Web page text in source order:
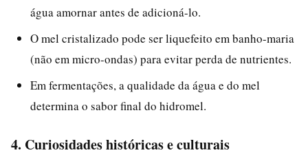
água amornar antes de adicioná-lo.
O mel cristalizado pode ser liquefeito em banho-maria
(não em micro-ondas) para evitar perda de nutrientes.
Em fermentações, a qualidade da água e do mel
determina o sabor final do hidromel.
4. Curiosidades históricas e culturais